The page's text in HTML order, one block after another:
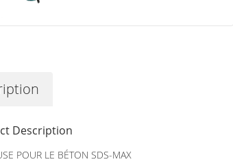
Description
POUR LE BÉTON SDS-MAX